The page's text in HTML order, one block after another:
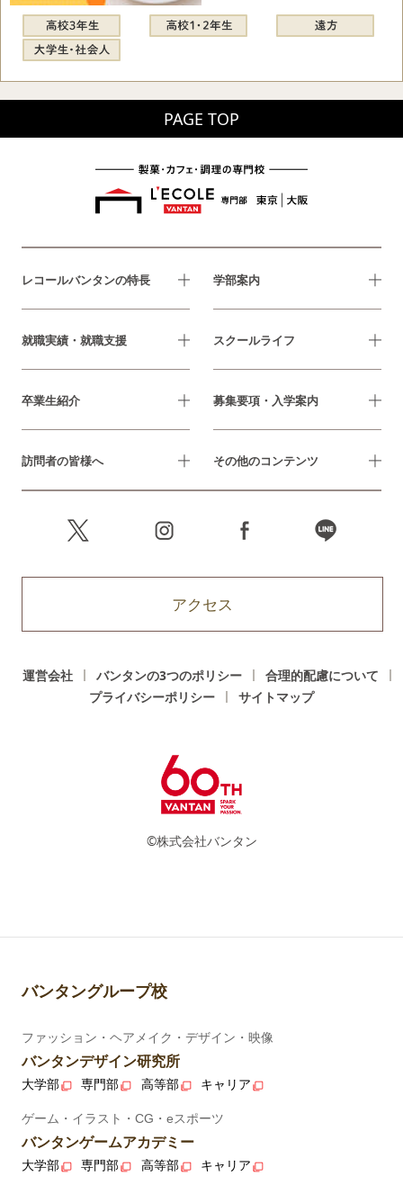
PAGE TOP
レコールバンタンの特長 学部案内
就職実績・就職支援 スクールライフ
卒業生紹介 募集要項・入学案内
訪問者の皆様へ その他のコンテンツ
アクセス
運営会社 バンタンの3つのポリシー
合理的配慮について
プライバシーポリシー
サイトマップ
©株式会社バンタン
バンタングループ校
ファッション・ヘアメイク・デザイン・映像
バンタンデザイン研究所
大学部 専門部 高等部 キャリア
ゲーム・イラスト・CG・eスポーツ
バンタンゲームアカデミー
大学部 専門部 高等部 キャリア